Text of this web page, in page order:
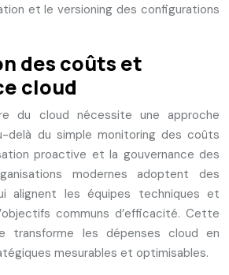
et le versioning des configurations
des coûts et
cloud
du cloud nécessite une approche
delà du simple monitoring des coûts
proactive et la gouvernance des
modernes adoptent des
alignent les équipes techniques et
communs d’efficacité. Cette
transforme les dépenses cloud en
mesurables et optimisables.